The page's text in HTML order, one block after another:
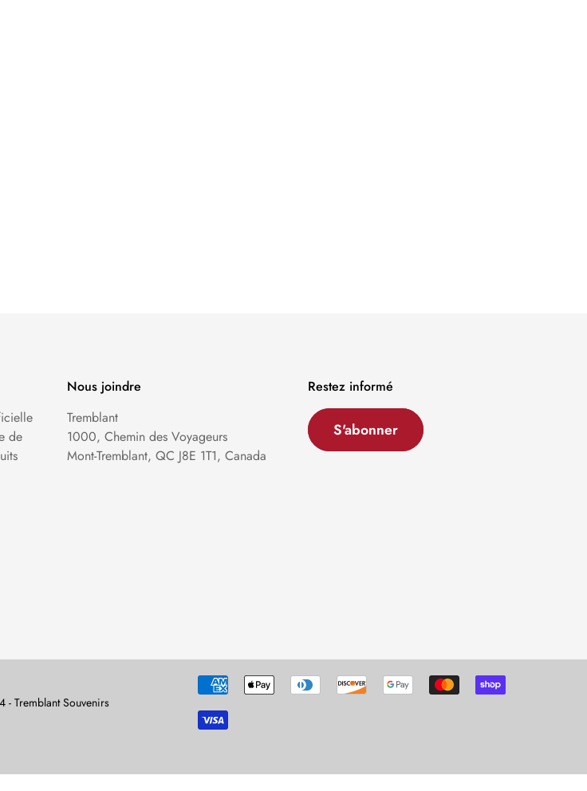
de
Nous joindre
Tremblant
1000, Chemin des Voyageurs
Mont-Tremblant, QC J8E 1T1, Canada
Restez informé
S'abonner
- Tremblant Souvenirs